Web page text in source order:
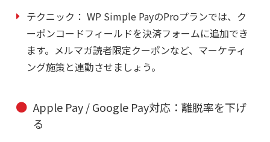
テクニック： WP Simple PayのProプランでは、ク
ーポンコードフィールドを決済フォームに追加でき
ます。メルマガ読者限定クーポンなど、マーケティ
ング施策と連動させましょう。
Apple Pay / Google Pay対応：離脱率を下げ
る